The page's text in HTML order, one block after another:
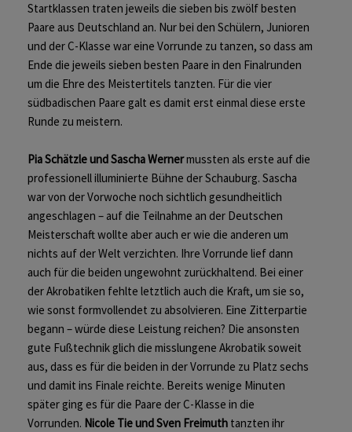
Startklassen traten jeweils die sieben bis zwölf besten
Paare aus Deutschland an. Nur bei den Schülern, Junioren
und der C-Klasse war eine Vorrunde zu tanzen, so dass am
Ende die jeweils sieben besten Paare in den Finalrunden
um die Ehre des Meistertitels tanzten. Für die vier
südbadischen Paare galt es damit erst einmal diese erste
Runde zu meistern.
Pia SchätzleundSascha Wernermussten als erste auf die
professionell illuminierte Bühne der Schauburg. Sascha
war von der Vorwoche noch sichtlich gesundheitlich
angeschlagen – auf die Teilnahme an der Deutschen
Meisterschaft wollte aber auch er wie die anderen um
nichts auf der Welt verzichten. Ihre Vorrunde lief dann
auch für die beiden ungewohnt zurückhaltend. Bei einer
der Akrobatiken fehlte letztlich auch die Kraft, um sie so,
wie sonst formvollendet zu absolvieren. Eine Zitterpartie
begann – würde diese Leistung reichen? Die ansonsten
gute Fußtechnik glich die misslungene Akrobatik soweit
aus, dass es für die beiden in der Vorrunde zu Platz sechs
und damit ins Finale reichte. Bereits wenige Minuten
später ging es für die Paare der C-Klasse in die
Vorrunden. Nicole TieundSven Freimuth tanzten ihr